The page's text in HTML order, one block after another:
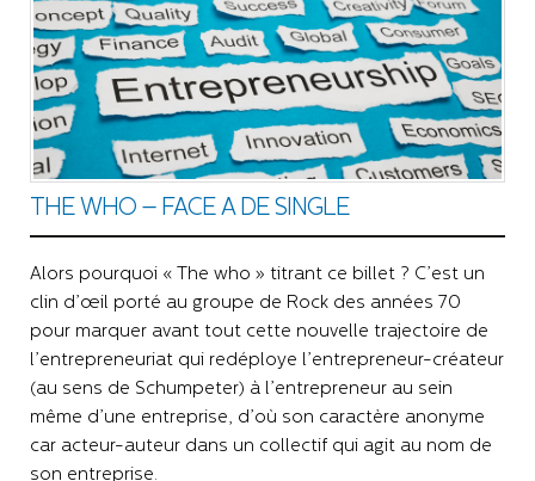
THE WHO – FACE A DE SINGLE
Alors pourquoi « The who » titrant ce billet ? C’est un
clin d’œil porté au groupe de Rock des années 70
pour marquer avant tout cette nouvelle trajectoire de
l’entrepreneuriat qui redéploye l’entrepreneur-créateur
(au sens de Schumpeter) à l’entrepreneur au sein
même d’une entreprise, d’où son caractère anonyme
car acteur-auteur dans un collectif qui agit au nom de
son entreprise.